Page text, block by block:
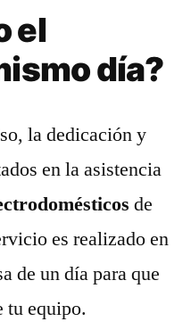
el
día?
la dedicación y
en la asistencia
de
es realizado en
de un día para que
tu equipo.